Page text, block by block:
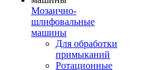
Мозаично-
шлифовальные
машины
Для обработки
примыканий
Ротационные